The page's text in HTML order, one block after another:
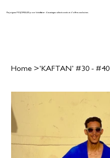
Rejoignez MAJORELLES pour bénéficier d'avantages sélectionnés et d'offres exclusives
Home >‘KAFTAN’ #30 - #40